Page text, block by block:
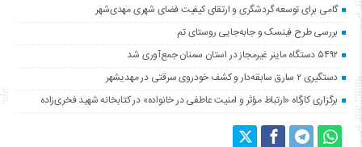
گامی برای توسعه گردشگری و ارتقای کیفیت فضای شهری مهدی‌شهر
بررسی طرح فینسک و جابه‌جایی روستای تم
۵۴۹۲ دستگاه ماینر غیرمجاز در استان سمنان جمع‌آوری شد
دستگیری ۲ سارق سابقه‌دار و کشف خودروی سرقتی در مهدیشهر
برگزاری کارگاه «ارتباط مؤثر و امنیت عاطفی در خانواده» در کتابخانه شهید فخری‌زاده